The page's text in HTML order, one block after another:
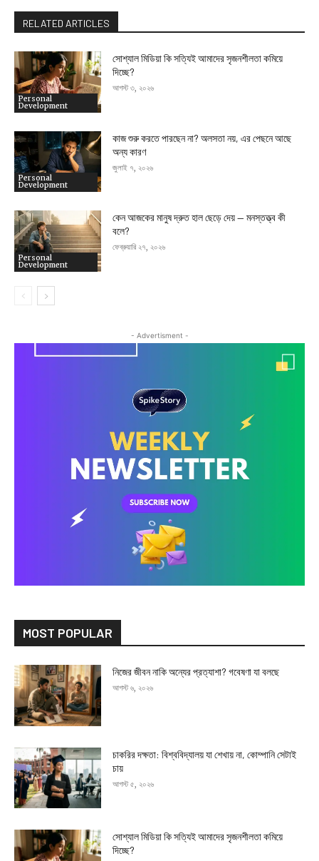
RELATED ARTICLES
Personal
Development
সোশ্যাল মিডিয়া কি সত্যিই আমাদের সৃজনশীলতা কমিয়ে
দিচ্ছে?
আগস্ট ৩, ২০২৬
Personal
Development
কাজ শুরু করতে পারছেন না? অলসতা নয়, এর পেছনে আছে
অন্য কারণ
জুলাই ৭, ২০২৬
Personal
Development
কেন আজকের মানুষ দ্রুত হাল ছেড়ে দেয় — মনস্তত্ত্ব কী
বলে?
ফেব্রুয়ারি ২৭, ২০২৬
- Advertisment -
MOST POPULAR
নিজের জীবন নাকি অন্যের প্রত্যাশা? গবেষণা যা বলছে
আগস্ট ৬, ২০২৬
চাকরির দক্ষতা: বিশ্ববিদ্যালয় যা শেখায় না, কোম্পানি সেটাই
চায়
আগস্ট ৫, ২০২৬
সোশ্যাল মিডিয়া কি সত্যিই আমাদের সৃজনশীলতা কমিয়ে
দিচ্ছে?